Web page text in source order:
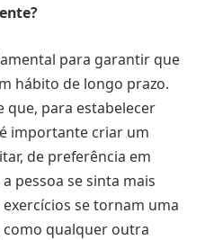
para garantir que
hábito de longo prazo.
que, para estabelecer
importante criar um
de preferência em
pessoa se sinta mais
se tornam uma
qualquer outra